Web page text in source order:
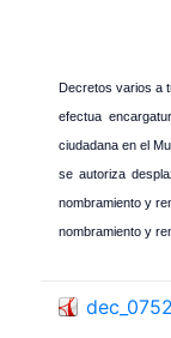
Decretos varios a
efectua
ciudadana en el
se autoriza
nombramiento y
nombramiento y